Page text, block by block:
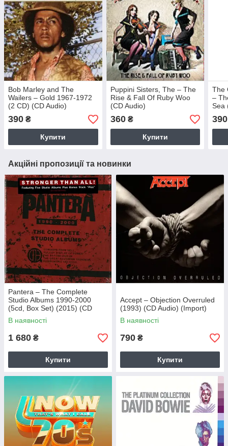
Bob Marley and The
Wailers – Gold 1967-1972
(2 CD) (CD Audio)
390 ₴
Купити
Puppini Sisters, The – The
Rise & Fall Of Ruby Woo
(CD Audio)
360₴
Купити
The
–
Sea
390
Акційні пропозиції та новинки
Pantera – The Complete
Studio Albums 1990-2000
(5cd, Box Set) (2015) (CD
Audio) (Import)
В наявності
1 680 ₴
Купити
Accept – Objection Overruled
(1993) (CD Audio) (Import)
В наявності
790 ₴
Купити